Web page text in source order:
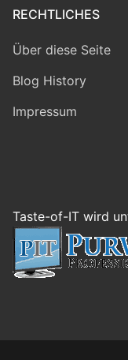
RECHTLICHES
Über diese Seite
Blog History
Impressum
Taste-of-IT wird